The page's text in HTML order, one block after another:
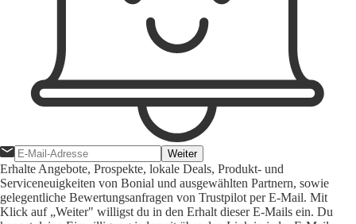
Weiter
Erhalte Angebote, Prospekte, lokale Deals, Produkt- und
Serviceneuigkeiten von Bonial und ausgewählten Partnern, sowie
gelegentliche Bewertungsanfragen von Trustpilot per E-Mail. Mit
Klick auf „Weiter" willigst du in den Erhalt dieser E-Mails ein. Du